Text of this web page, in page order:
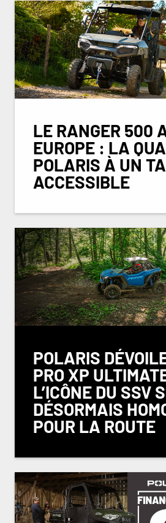
LE RANGER 500
EUROPE : LA
POLARIS À UN
ACCESSIBLE
POLARIS
PRO XP
L’ICÔNE DU SSV
DÉSORMAIS
POUR LA ROUTE